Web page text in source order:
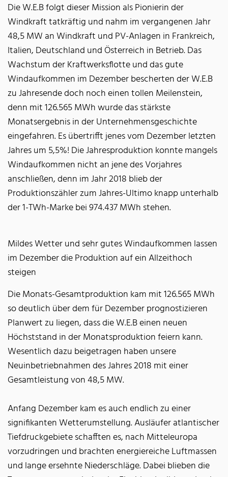
Die W.E.B folgt dieser Mission als Pionierin der
Windkraft tatkräftig und nahm im vergangenen Jahr
48,5 MW an Windkraft und PV-Anlagen in Frankreich,
Italien, Deutschland und Österreich in Betrieb. Das
Wachstum der Kraftwerksflotte und das gute
Windaufkommen im Dezember bescherten der W.E.B
zu Jahresende doch noch einen tollen Meilenstein,
denn mit 126.565 MWh wurde das stärkste
Monatsergebnis in der Unternehmensgeschichte
eingefahren. Es übertrifft jenes vom Dezember letzten
Jahres um 5,5%! Die Jahresproduktion konnte mangels
Windaufkommen nicht an jene des Vorjahres
anschließen, denn im Jahr 2018 blieb der
Produktionszähler zum Jahres-Ultimo knapp unterhalb
der 1-TWh-Marke bei 974.437 MWh stehen.
Mildes Wetter und sehr gutes Windaufkommen lassen
im Dezember die Produktion auf ein Allzeithoch
steigen
Die Monats-Gesamtproduktion kam mit 126.565 MWh
so deutlich über dem für Dezember prognostizieren
Planwert zu liegen, dass die W.E.B einen neuen
Höchststand in der Monatsproduktion feiern kann.
Wesentlich dazu beigetragen haben unsere
Neuinbetriebnahmen des Jahres 2018 mit einer
Gesamtleistung von 48,5 MW.
Anfang Dezember kam es auch endlich zu einer
signifikanten Wetterumstellung. Ausläufer atlantischer
Tiefdruckgebiete schafften es, nach Mitteleuropa
vorzudringen und brachten energiereiche Luftmassen
und lange ersehnte Niederschläge. Dabei blieben die